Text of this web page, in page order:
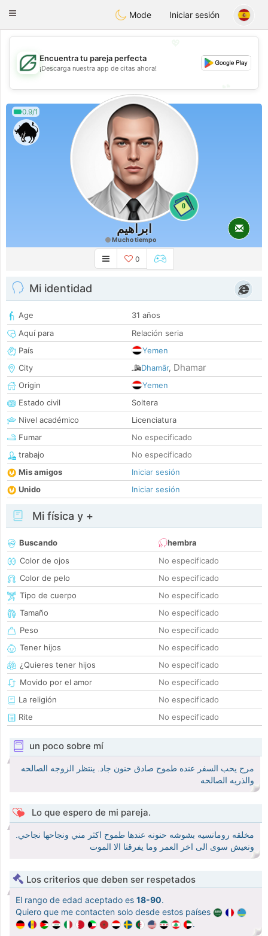
GulfDating
Toggle
Mode Iniciar sesión
💖
💕
Encuentra tu pareja perfecta
¡Descarga nuestra app de citas ahora!
0.9/1
0
ابراهيم
Mucho tiempo
0
Mi identidad
Age
31 años
Aquí para
Relación seria
País
Yemen
City
Dhamār, Dhamar
Origin
Yemen
Estado civil
Soltera
Nivel académico
Licenciatura
Fumar
No especificado
trabajo
No especificado
Mis amigos
Iniciar sesión
Unido
Iniciar sesión
Mi física y +
Buscando
hembra
Color de ojos
No especificado
Color de pelo
No especificado
Tipo de cuerpo
No especificado
Tamaño
No especificado
Peso
No especificado
Tener hijos
No especificado
¿Quieres tener hijos
No especificado
Movido por el amor
No especificado
La religión
No especificado
Rite
No especificado
un poco sobre mí
مرح يحب السفر عنده طموح صادق حنون جاد. ينتظر الزوجه الصالحه
والذريه الصالحه
Lo que espero de mi pareja.
مخلقه رومانسيه بشوشه حنونه عندها طموح اكثر مني ونجاحها نجاحي.
ونعيش سوى الى اخر العمر وما يفرقنا الا الموت
Los criterios que deben ser respetados
El rango de edad aceptado es 18-90.
Quiero que me contacten solo desde estos países
.